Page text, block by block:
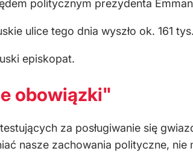
politycznym prezydenta
ulice tego dnia wyszło ok. 161
episkopat.
obowiązki"
za posługiwanie się
nasze zachowania polityczne,